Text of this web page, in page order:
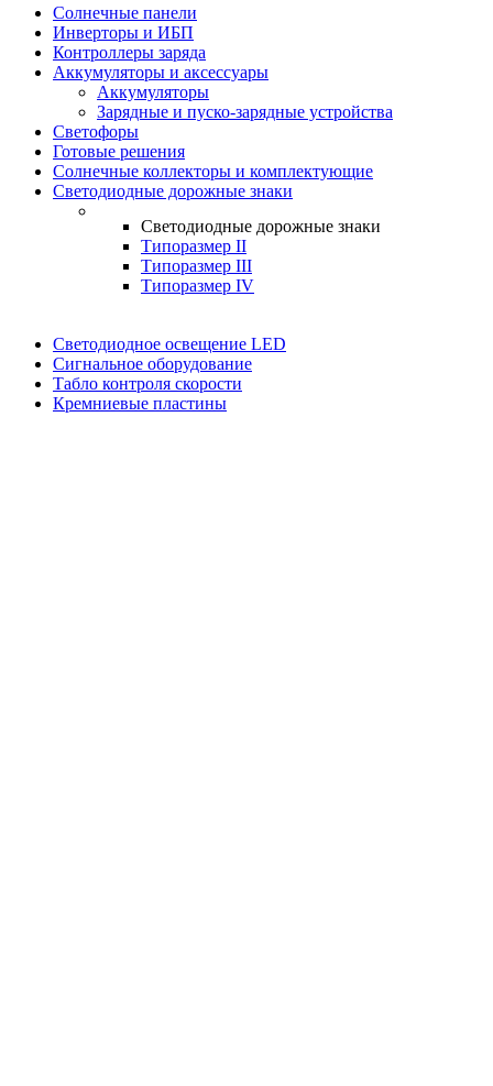
Солнечные панели
Инверторы и ИБП
Контроллеры заряда
Аккумуляторы и аксессуары
Аккумуляторы
Зарядные и пуско-зарядные устройства
Светофоры
Готовые решения
Солнечные коллекторы и комплектующие
Светодиодные дорожные знаки
Светодиодные дорожные знаки
Типоразмер II
Типоразмер III
Типоразмер IV
Светодиодное освещение LED
Сигнальное оборудование
Табло контроля скорости
Кремниевые пластины